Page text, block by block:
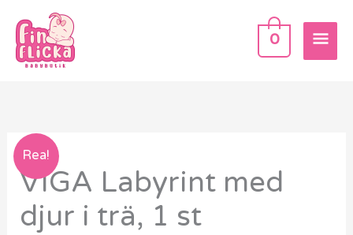
innehåll
0
Rea!
VIGA Labyrint med
djur i trä, 1 st
VIGA
Labyrint
djur